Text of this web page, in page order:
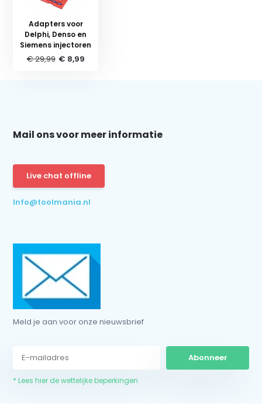
Adapters voor
Delphi, Denso en
Siemens injectoren
€ 29,99 € 8,99
Mail ons voor meer informatie
Live chat offline
Info@toolmania.nl
Meld je aan voor onze nieuwsbrief
Abonneer
* Lees hier de wettelijke beperkingen
* Lees hier de wettelijke beperkingen